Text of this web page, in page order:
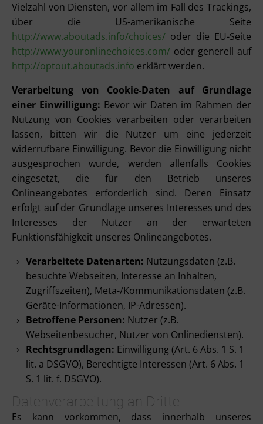
Vielzahl von Diensten, vor allem im Fall des Trackings,
über die US-amerikanische Seite
http://www.aboutads.info/choices/ oder die EU-Seite
http://www.youronlinechoices.com/ oder generell auf
http://optout.aboutads.info erklärt werden.
Verarbeitung von Cookie-Daten auf Grundlage
einer Einwilligung: Bevor wir Daten im Rahmen der
Nutzung von Cookies verarbeiten oder verarbeiten
lassen, bitten wir die Nutzer um eine jederzeit
widerrufbare Einwilligung. Bevor die Einwilligung nicht
ausgesprochen wurde, werden allenfalls Cookies
eingesetzt, die für den Betrieb unseres
Onlineangebotes erforderlich sind. Deren Einsatz
erfolgt auf der Grundlage unseres Interesses und des
Interesses der Nutzer an der erwarteten
Funktionsfähigkeit unseres Onlineangebotes.
Verarbeitete Datenarten: Nutzungsdaten (z.B.
besuchte Webseiten, Interesse an Inhalten,
Zugriffszeiten), Meta-/Kommunikationsdaten (z.B.
Geräte-Informationen, IP-Adressen).
Betroffene Personen: Nutzer (z.B.
Webseitenbesucher, Nutzer von Onlinediensten).
Rechtsgrundlagen: Einwilligung (Art. 6 Abs. 1 S. 1
lit. a DSGVO), Berechtigte Interessen (Art. 6 Abs. 1
S. 1 lit. f. DSGVO).
Datenverarbeitung an Dritte
Es kann vorkommen, dass innerhalb unseres